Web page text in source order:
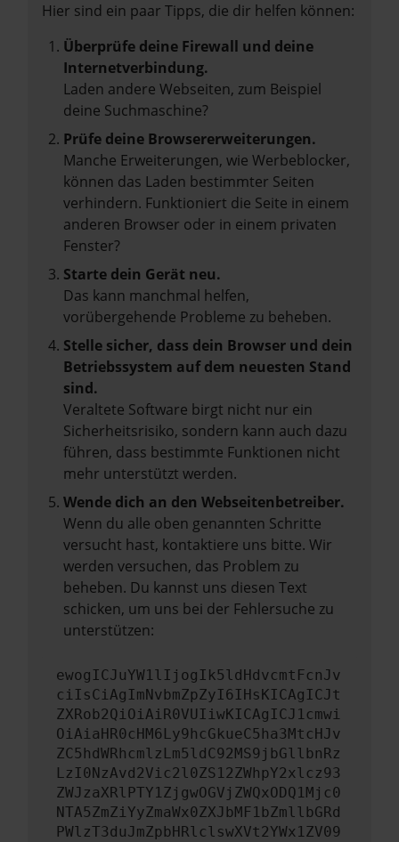
Hier sind ein paar Tipps, die dir helfen können:
Überprüfe deine Firewall und deine
Internetverbindung.
Laden andere Webseiten, zum Beispiel
deine Suchmaschine?
Prüfe deine Browsererweiterungen.
Manche Erweiterungen, wie Werbeblocker,
können das Laden bestimmter Seiten
verhindern. Funktioniert die Seite in einem
anderen Browser oder in einem privaten
Fenster?
Starte dein Gerät neu.
Das kann manchmal helfen,
vorübergehende Probleme zu beheben.
Stelle sicher, dass dein Browser und dein
Betriebssystem auf dem neuesten Stand
sind.
Veraltete Software birgt nicht nur ein
Sicherheitsrisiko, sondern kann auch dazu
führen, dass bestimmte Funktionen nicht
mehr unterstützt werden.
Wende dich an den Webseitenbetreiber.
Wenn du alle oben genannten Schritte
versucht hast, kontaktiere uns bitte. Wir
werden versuchen, das Problem zu
beheben. Du kannst uns diesen Text
schicken, um uns bei der Fehlersuche zu
unterstützen:
ewogICJuYW1lIjogIk5ldHdvcmtFcnJv
ciIsCiAgImNvbmZpZyI6IHsKICAgICJt
ZXRob2QiOiAiR0VUIiwKICAgICJ1cmwi
OiAiaHR0cHM6Ly9hcGkueC5ha3MtcHJv
ZC5hdWRhcmlzLm5ldC92MS9jbGllbnRz
LzI0NzAvd2Vic2l0ZS12ZWhpY2xlcz93
ZWJzaXRlPTY1ZjgwOGVjZWQxODQ1Mjc0
NTA5ZmZiYyZmaWx0ZXJbMF1bZmllbGRd
PWlzT3duJmZpbHRlclswXVt2YWx1ZV09